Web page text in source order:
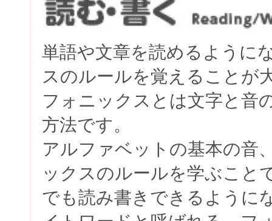
単語や文章を読めるように
スのルールを覚えることが
フォニックスとは文字と音
方法です。
アルファベットの基本の音
ックスのルールを学ぶこと
でも読み書きできるように